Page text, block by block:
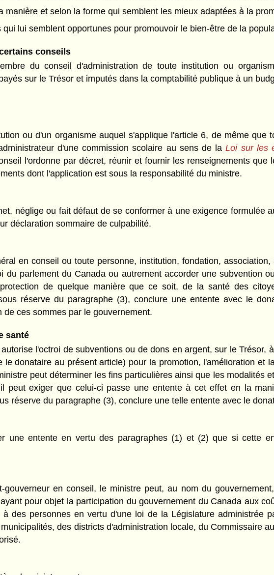
manière et selon la forme qui semblent les mieux adaptées à la
lui semblent opportunes pour promouvoir le bien-être de la
conseils
du conseil d'administration de toute institution ou
sur le Trésor et imputés dans la comptabilité publique à un
ou d'un organisme auquel s'applique l'article 6, de même que
d'une commission scolaire au sens de laLoi sur les
l'ordonne par décret, réunir et fournir les renseignements
dont l'application est sous la responsabilité du ministre.
néglige ou fait défaut de se conformer à une exigence formulée
déclaration sommaire de culpabilité.
en conseil ou toute personne, institution, fondation,
du parlement du Canada ou autrement accorder une subvention
de quelque manière que ce soit, de la santé des
réserve du paragraphe (3), conclure une entente avec le
ces sommes par le gouvernement.
santé
l'octroi de subventions ou de dons en argent, sur le Trésor,
le donataire au présent article) pour la promotion, l'amélioration et
peut déterminer les fins particulières ainsi que les modalités
peut exiger que celui-ci passe une entente à cet effet en la
réserve du paragraphe (3), conclure une telle entente avec le
une entente en vertu des paragraphes (1) et (2) que si cette
gouverneur en conseil, le ministre peut, au nom du
pour objet la participation du gouvernement du Canada aux
des personnes en vertu d'une loi de la Législature administrée
des districts d'administration locale, du Commissaire